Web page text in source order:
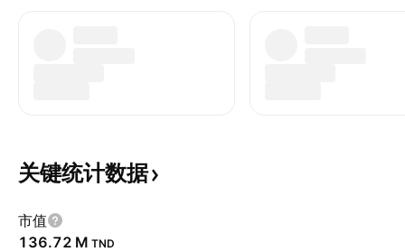
关键统计数据
市值
‪136.72 M‬ TND